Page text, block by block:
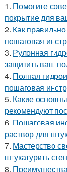
1. Помогите
покрытие для
2. Как
пошаговая
3. Рулонная
защитить ваш
4. Полная
пошаговая
5. Какие
рекомендуют
6. Пошаговая
раствор для
7. Мастерство
штукатурить
8.